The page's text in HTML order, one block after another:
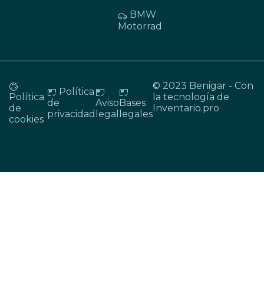
BMW
Motorrad
Política
de
cookies
Política
de
privacidad
Aviso
legal
Bases
legales
© 2023 Benigar - Con
la tecnología de
Inventario.pro